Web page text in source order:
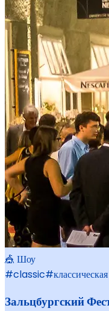
🎪 Шоу
#classic#
Зальцбургский